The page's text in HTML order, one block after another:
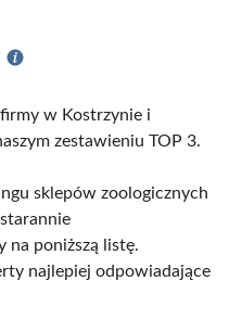
w Kostrzynie i
zestawieniu TOP 3.
sklepów zoologicznych
na poniższą listę.
najlepiej odpowiadające